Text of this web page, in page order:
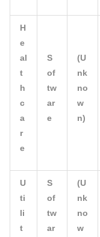
H
e
al
t
h
c
a
r
e
S
of
tw
ar
e
(U
nk
no
w
n)
U
ti
li
t
S
of
tw
ar
(U
nk
no
w